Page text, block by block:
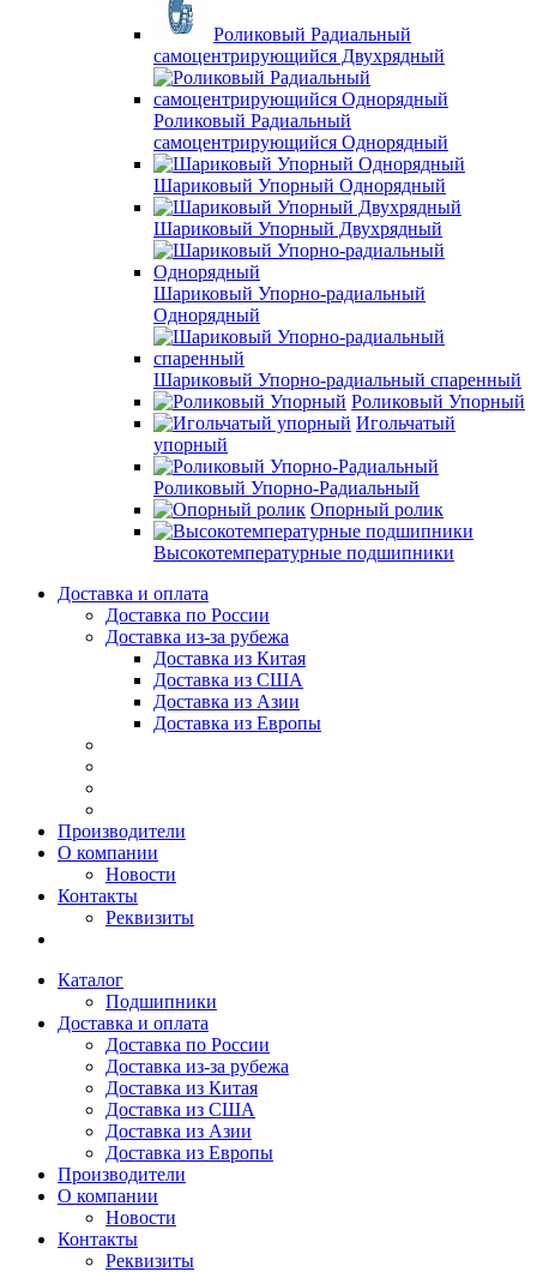
Роликовый Радиальный
самоцентрирующийся Двухрядный
Роликовый Радиальный
самоцентрирующийся Однорядный
Шариковый Упорный Однорядный
Шариковый Упорный Двухрядный
Шариковый Упорно-радиальный
Однорядный
Шариковый Упорно-радиальный спаренный
Роликовый Упорный
Игольчатый
упорный
Роликовый Упорно-Радиальный
Опорный ролик
Высокотемпературные подшипники
Доставка и оплата
Доставка по России
Доставка из-за рубежа
Доставка из Китая
Доставка из США
Доставка из Азии
Доставка из Европы
Производители
О компании
Новости
Контакты
Реквизиты
Каталог
Подшипники
Доставка и оплата
Доставка по России
Доставка из-за рубежа
Доставка из Китая
Доставка из США
Доставка из Азии
Доставка из Европы
Производители
О компании
Новости
Контакты
Реквизиты